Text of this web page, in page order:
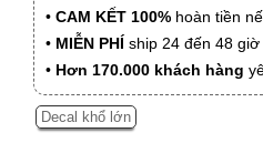
• CAM KẾT 100% hoàn tiền
• MIỄN PHÍ ship 24 đến 48
• Hơn 170.000 khách hàng
Decal khổ lớn